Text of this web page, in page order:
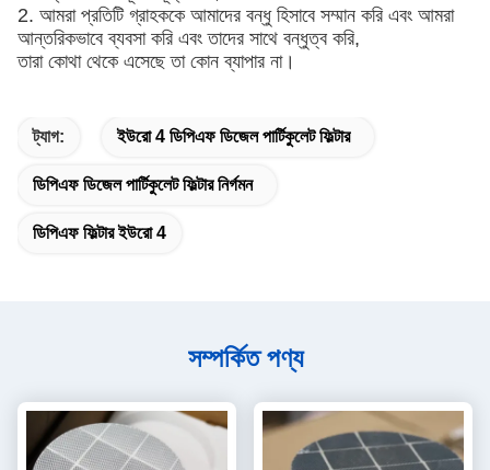
2. আমরা প্রতিটি গ্রাহককে আমাদের বন্ধু হিসাবে সম্মান করি এবং আমরা
আন্তরিকভাবে ব্যবসা করি এবং তাদের সাথে বন্ধুত্ব করি,
তারা কোথা থেকে এসেছে তা কোন ব্যাপার না।
ট্যাগ: ইউরো 4 ডিপিএফ ডিজেল পার্টিকুলেট ফিল্টার
ডিপিএফ ডিজেল পার্টিকুলেট ফিল্টার নির্গমন
ডিপিএফ ফিল্টার ইউরো 4
সম্পর্কিত পণ্য